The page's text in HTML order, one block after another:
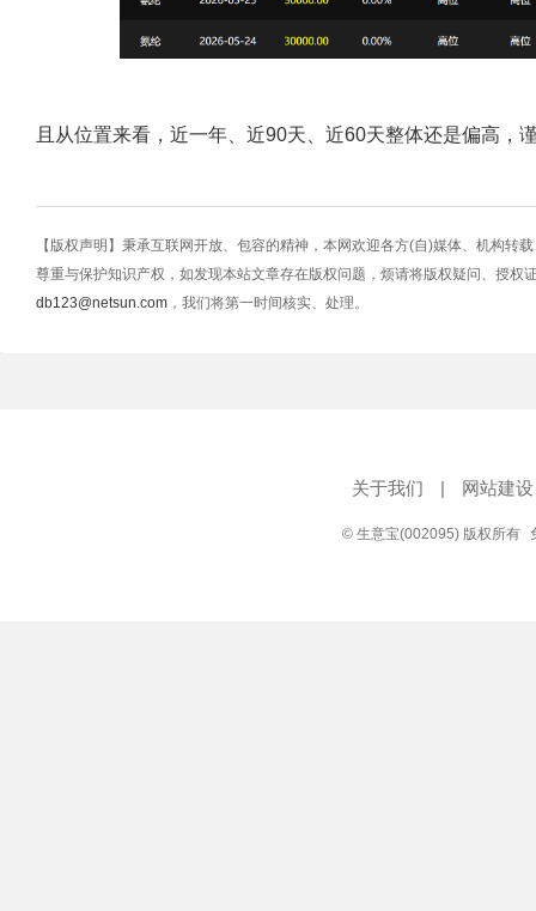
且从位置来看，近一年、近90天、近60天整体还是偏高，
【版权声明】秉承互联网开放、包容的精神，本网欢迎各方(自)媒体、机构转
尊重与保护知识产权，如发现本站文章存在版权问题，烦请将版权疑问、授权
db123@netsun.com ，我们将第一时间核实、处理。
关于我们 | 网站建设
© 生意宝(002095) 版权所有